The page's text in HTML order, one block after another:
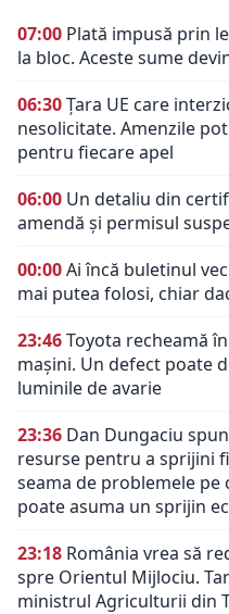
07:00 Plată impusă prin
la bloc. Aceste sume
06:30Țara UE care
nesolicitate. Amenzile
pentru fiecare apel
06:00 Un detaliu din
amendă și permisul
00:00Ai încă buletinul
mai putea folosi, chiar
23:46Toyota recheamă
mașini. Un defect poate
luminile de avarie
23:36 Dan Dungaciu
resurse pentru a sprijini
seama de problemele pe
poate asuma un sprijin
23:18 România vrea să
spre Orientul Mijlociu.
ministrul Agriculturii din